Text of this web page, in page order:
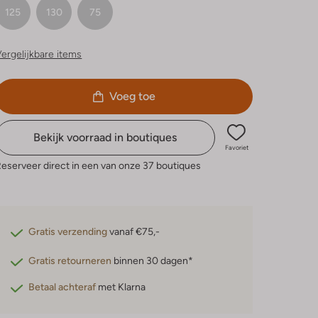
125 130 75
items
Voeg toe
Bekijk voorraad in boutiques
Favoriet
direct in een van onze 37 boutiques
Gratis verzendingvanaf €75,-
Gratis retourneren binnen 30 dagen*
Betaal achteraf met Klarna